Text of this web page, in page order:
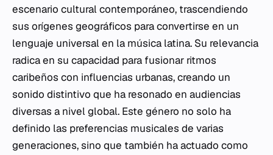
escenario cultural contemporáneo, trascendiendo
sus orígenes geográficos para convertirse en un
lenguaje universal en la música latina. Su relevancia
radica en su capacidad para fusionar ritmos
caribeños con influencias urbanas, creando un
sonido distintivo que ha resonado en audiencias
diversas a nivel global. Este género no solo ha
definido las preferencias musicales de varias
generaciones, sino que también ha actuado como